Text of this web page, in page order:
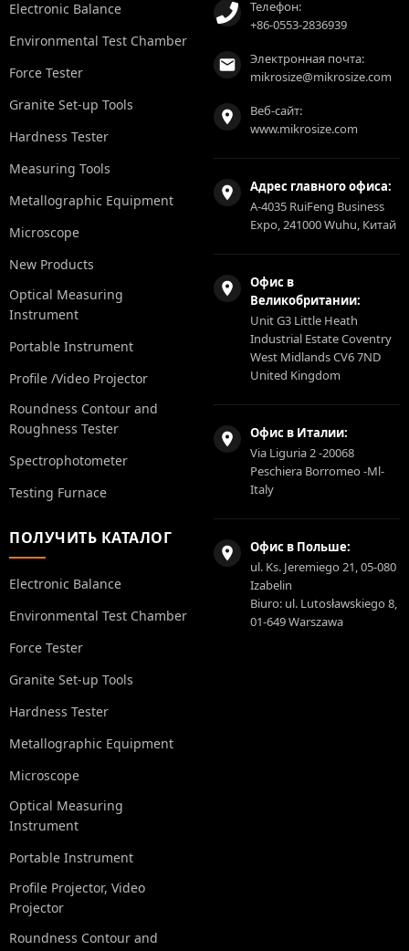
Electronic Balance
Environmental Test Chamber
Force Tester
Granite Set-up Tools
Hardness Tester
Measuring Tools
Metallographic Equipment
Microscope
New Products
Optical Measuring
Instrument
Portable Instrument
Profile /Video Projector
Roundness Contour and
Roughness Tester
Spectrophotometer
Testing Furnace
ПОЛУЧИТЬ КАТАЛОГ
Electronic Balance
Environmental Test Chamber
Force Tester
Granite Set-up Tools
Hardness Tester
Metallographic Equipment
Microscope
Optical Measuring
Instrument
Portable Instrument
Profile Projector, Video
Projector
Roundness Contour and
Телефон:
+86-0553-2836939
Электронная почта:
mikrosize@mikrosize.com
Веб-сайт:
www.mikrosize.com
Адрес главного офиса:
A-4035 RuiFeng Business
Expo, 241000 Wuhu, Китай
Офис в
Великобритании:
Unit G3 Little Heath
Industrial Estate Coventry
West Midlands CV6 7ND
United Kingdom
Офис в Италии:
Via Liguria 2 -20068
Peschiera Borromeo -Ml-
Italy
Офис в Польше:
ul. Ks. Jeremiego 21, 05-080
Izabelin
Biuro: ul. Lutosławskiego 8,
01-649 Warszawa